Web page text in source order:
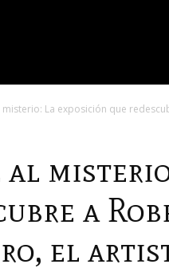
Tijuana
misterio: La exposición que
a
el